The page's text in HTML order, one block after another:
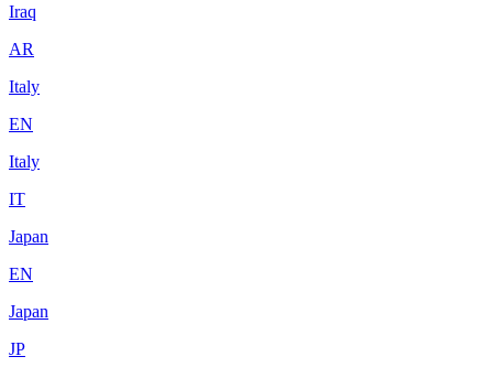
Iraq
AR
Italy
EN
Italy
IT
Japan
EN
Japan
JP